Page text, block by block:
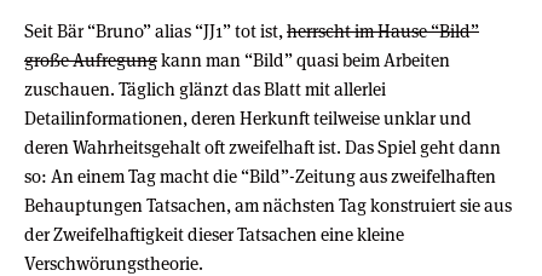
Seit Bär “Bruno” alias “JJ1” tot ist, herrscht im Hause “Bild”
große Aufregungkann man “Bild” quasi beim Arbeiten
zuschauen. Täglich glänzt das Blatt mit allerlei
Detailinformationen, deren Herkunft teilweise unklar und
deren Wahrheitsgehalt oft zweifelhaft ist. Das Spiel geht dann
so: An einem Tag macht die “Bild”-Zeitung aus zweifelhaften
Behauptungen Tatsachen, am nächsten Tag konstruiert sie aus
der Zweifelhaftigkeit dieser Tatsachen eine kleine
Verschwörungstheorie.